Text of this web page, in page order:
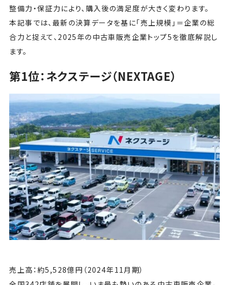
整備力・保証力により、購入後の満足度が大きく変わります。
本記事では、最新の決算データを基に「売上規模」＝企業の総
合力と捉えて、2025年の中古車販売企業トップ5を徹底解説し
ます。
第1位：ネクステージ（NEXTAGE）
売上高：約5,528億円（2024年11月期）